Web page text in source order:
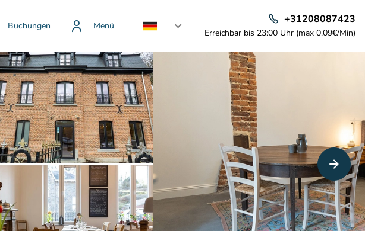
Buchungen Menü
+31208087423
Erreichbar bis 23:00 Uhr (max 0,09€/Min)